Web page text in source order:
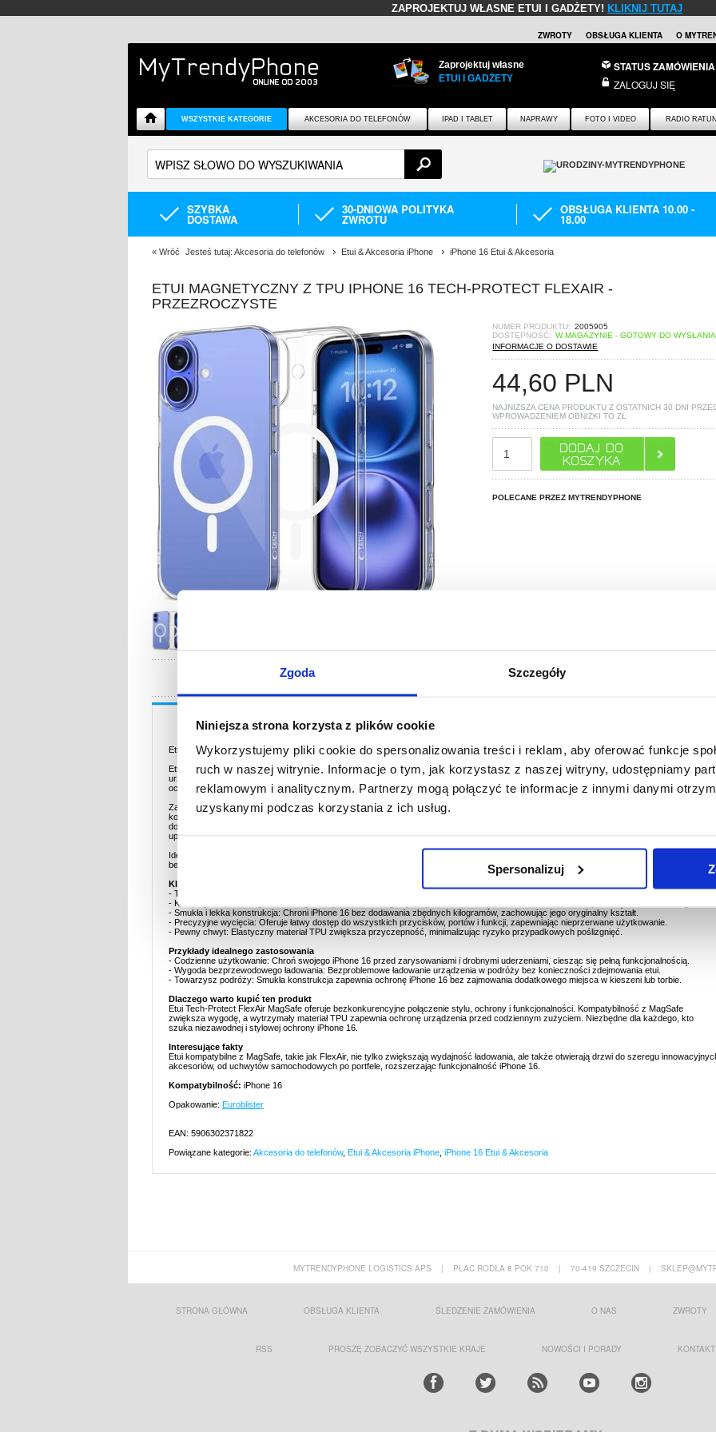
Zgoda Szczegóły
Niniejsza strona korzysta z plików cookie
Wykorzystujemy pliki cookie do spersonalizowania treści i reklam, aby oferować funkcje
ruch w naszej witrynie. Informacje o tym, jak korzystasz z naszej witryny, udostępniamy
reklamowym i analitycznym. Partnerzy mogą połączyć te informacje z innymi danymi
uzyskanymi podczas korzystania z ich usług.
Spersonalizuj
ZAPROJEKTUJ WŁASNE ETUI I GADŻETY! KLIKNIJ TUTAJ
ZWROTY OBSŁUGA KLIENTA O
Zaprojektuj własne
ETUI I GADŻETY
STATUS ZAMÓWIENIA
ZALOGUJ SIĘ
WSZYSTKIE KATEGORIE AKCESORIA DO TELEFONÓW IPAD I TABLET NAPRAWY FOTO I VIDEO RADIO
SZYBKA
DOSTAWA
30-DNIOWA POLITYKA
ZWROTU
OBSŁUGA KLIENTA 10.00 -
18.00
« Wróć Jesteś tutaj: Akcesoria do telefonów Etui & Akcesoria iPhone iPhone 16 Etui & Akcesoria
ETUI MAGNETYCZNY Z TPU IPHONE 16 TECH-PROTECT FLEXAIR -
PRZEZROCZYSTE
NUMER PRODUKTU: 2005905
DOSTĘPNOŚĆ: W MAGAZYNIE - GOTOWY DO WYSŁANIA
INFORMACJE O DOSTAWIE
44,60 PLN
NAJNIŻSZA CENA PRODUKTU Z OSTATNICH 30 DNI
WPROWADZENIEM OBNIŻKI TOZŁ
POLECANE PRZEZ MYTRENDYPHONE
LIVE CHAT
Opis
Etui Magnetyczny z TPU Tech-Protect FlexAir dla iPhone 16
Etui Tech-Protect FlexAir MagSafe płynnie łączy w sobie elastyczność, trwałość i ergonomiczną konstrukcję, zapewniając doskonałą
urządzenia bez uszczerbku dla stylu i funkcjonalności. Wykonane z wysokiej jakości materiału TPU, to lekkie etui zapewnia niezawodną
ochronę przed zadrapaniami, drobnymi uderzeniami i codziennym zużyciem.
Zaprojektowane z magnetycznym pierścieniem kompatybilnym z MagSafe, etui FlexAir umożliwia bezprzewodowe ładowanie bez
konieczności zdejmowania pokrywy, dzięki czemu odnawianie energii jest łatwe i bezproblemowe. Precyzyjne dopasowanie zapewnia pełny
dostęp do wszystkich portów i funkcji, a miękki, ale wytrzymały materiał zapewnia pewny chwyt, zmniejszając ryzyko przypadkowych
upadków.
Idealne dla użytkowników, dla których priorytetem jest zarówno ochrona, jak i wygoda, etui FlexAir zachowuje elegancki wygląd i zapewnia
bezpieczeństwo urządzenia w dobrym stylu.
Kluczowe cechy i specyfikacja
- Trwała konstrukcja TPU: Wykonane z wysokiej jakości materiału TPU, etui jest odporne na zarysowania, otarcia i drobne uszkodzenia.
- Kompatybilność z MagSafe: Zintegrowany pierścień magnetyczny umożliwia bezprzewodowe ładowanie za pomocą akcesoriów MagSafe.
- Smukła i lekka konstrukcja: Chroni iPhone 16 bez dodawania zbędnych kilogramów, zachowując jego oryginalny kształt.
- Precyzyjne wycięcia: Oferuje łatwy dostęp do wszystkich przycisków, portów i funkcji, zapewniając nieprzerwane użytkowanie.
- Pewny chwyt: Elastyczny materiał TPU zwiększa przyczepność, minimalizując ryzyko przypadkowych poślizgnięć.
Przykłady idealnego zastosowania
- Codzienne użytkowanie: Chroń swojego iPhone 16 przed zarysowaniami i drobnymi uderzeniami, ciesząc się pełną funkcjonalnością.
- Wygoda bezprzewodowego ładowania: Bezproblemowe ładowanie urządzenia w podróży bez konieczności zdejmowania etui.
- Towarzysz podróży: Smukła konstrukcja zapewnia ochronę iPhone 16 bez zajmowania dodatkowego miejsca w kieszeni lub torbie.
Dlaczego warto kupić ten produkt
Etui Tech-Protect FlexAir MagSafe oferuje bezkonkurencyjne połączenie stylu, ochrony i funkcjonalności. Kompatybilność z MagSafe
zwiększa wygodę, a wytrzymały materiał TPU zapewnia ochronę urządzenia przed codziennym zużyciem. Niezbędne dla każdego, kto
szuka niezawodnej i stylowej ochrony iPhone 16.
Interesujące fakty
Etui kompatybilne z MagSafe, takie jak FlexAir, nie tylko zwiększają wydajność ładowania, ale także otwierają drzwi do szeregu
akcesoriów, od uchwytów samochodowych po portfele, rozszerzając funkcjonalność iPhone 16.
Kompatybilność: iPhone 16
Opakowanie: Euroblister
EAN: 5906302371822
Powiązane kategorie: Akcesoria do telefonów, Etui & Akcesoria iPhone iPhone 16 Etui & Akcesoria
MYTRENDYPHONE LOGISTICS APS | PLAC RODŁA 8 POK 710 | 70-419 SZCZECIN |
STRONA GŁÓWNA OBSŁUGA KLIENTA ŚLEDZENIE ZAMÓWIENIA O NAS ZWROTY
RSS PROSZĘ ZOBACZYĆ WSZYSTKIE KRAJE NOWOŚCI I PORADY KONTAKT